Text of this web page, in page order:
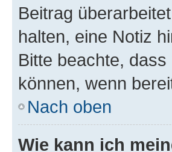
Beitrag
halten, eine Notiz
Bitte beachte,
können, wenn
Nach oben
Wie kann ich